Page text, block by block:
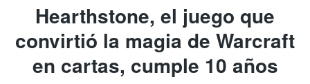
Hearthstone, el juego que
convirtió la magia de Warcraft
en cartas, cumple 10 años